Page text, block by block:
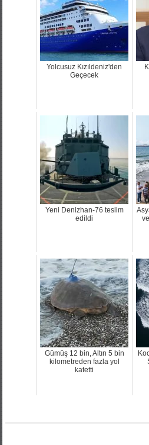
Yolcusuz Kızıldeniz'den
Geçecek
Yeni Denizhan-76 teslim
edildi
Gümüş 12 bin, Altın 5 bin
kilometreden fazla yol
katetti